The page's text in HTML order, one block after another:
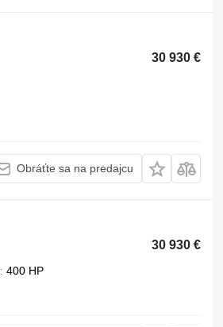
30 930 €
Obráťte sa na predajcu
30 930 €
400 HP